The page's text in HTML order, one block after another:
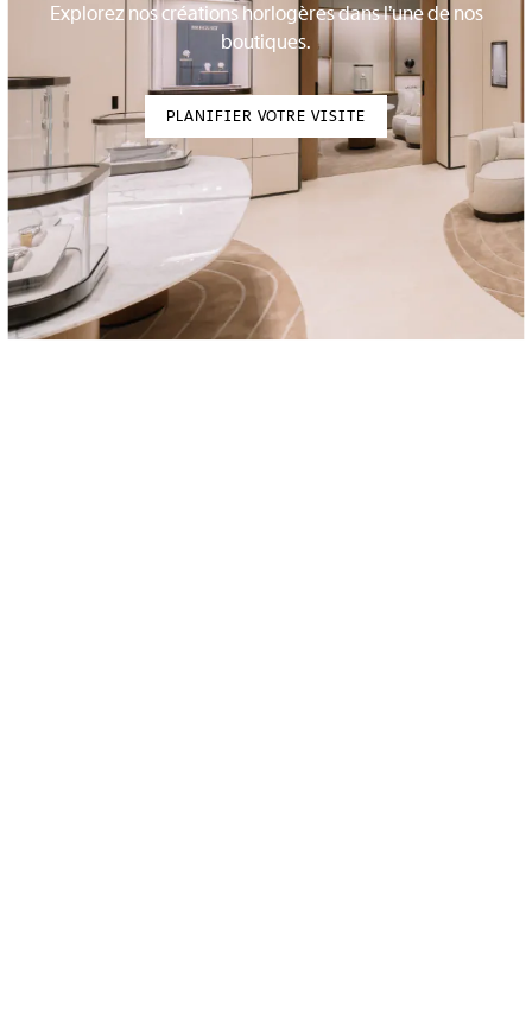
Explorez nos créations horlogères dans l’une de nos
boutiques.
PLANIFIER VOTRE VISITE